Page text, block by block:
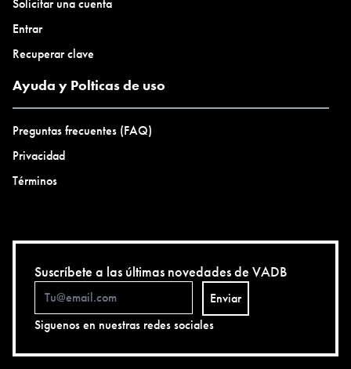
Solicitar una cuenta
Entrar
Recuperar clave
Ayuda y Polticas de uso
Preguntas frecuentes (FAQ)
Privacidad
Términos
Suscríbete a las últimas novedades de VADB
Enviar
Siguenos en nuestras redes sociales